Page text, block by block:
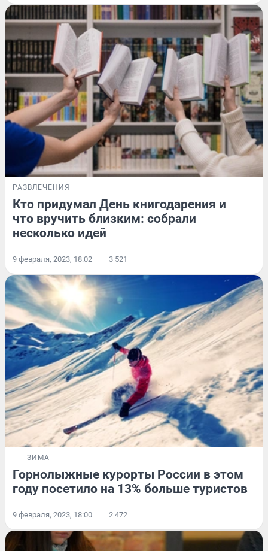
РАЗВЛЕЧЕНИЯ
Кто придумал День книгодарения и
что вручить близким: собрали
несколько идей
9 февраля, 2023, 18:02 3 521
ЗИМА
Горнолыжные курорты России в этом
году посетило на 13% больше туристов
9 февраля, 2023, 18:00 2 472